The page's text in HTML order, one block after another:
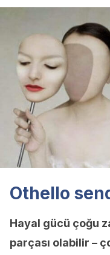
Othello
Hayal gücü çoğu
parçası olabilir –